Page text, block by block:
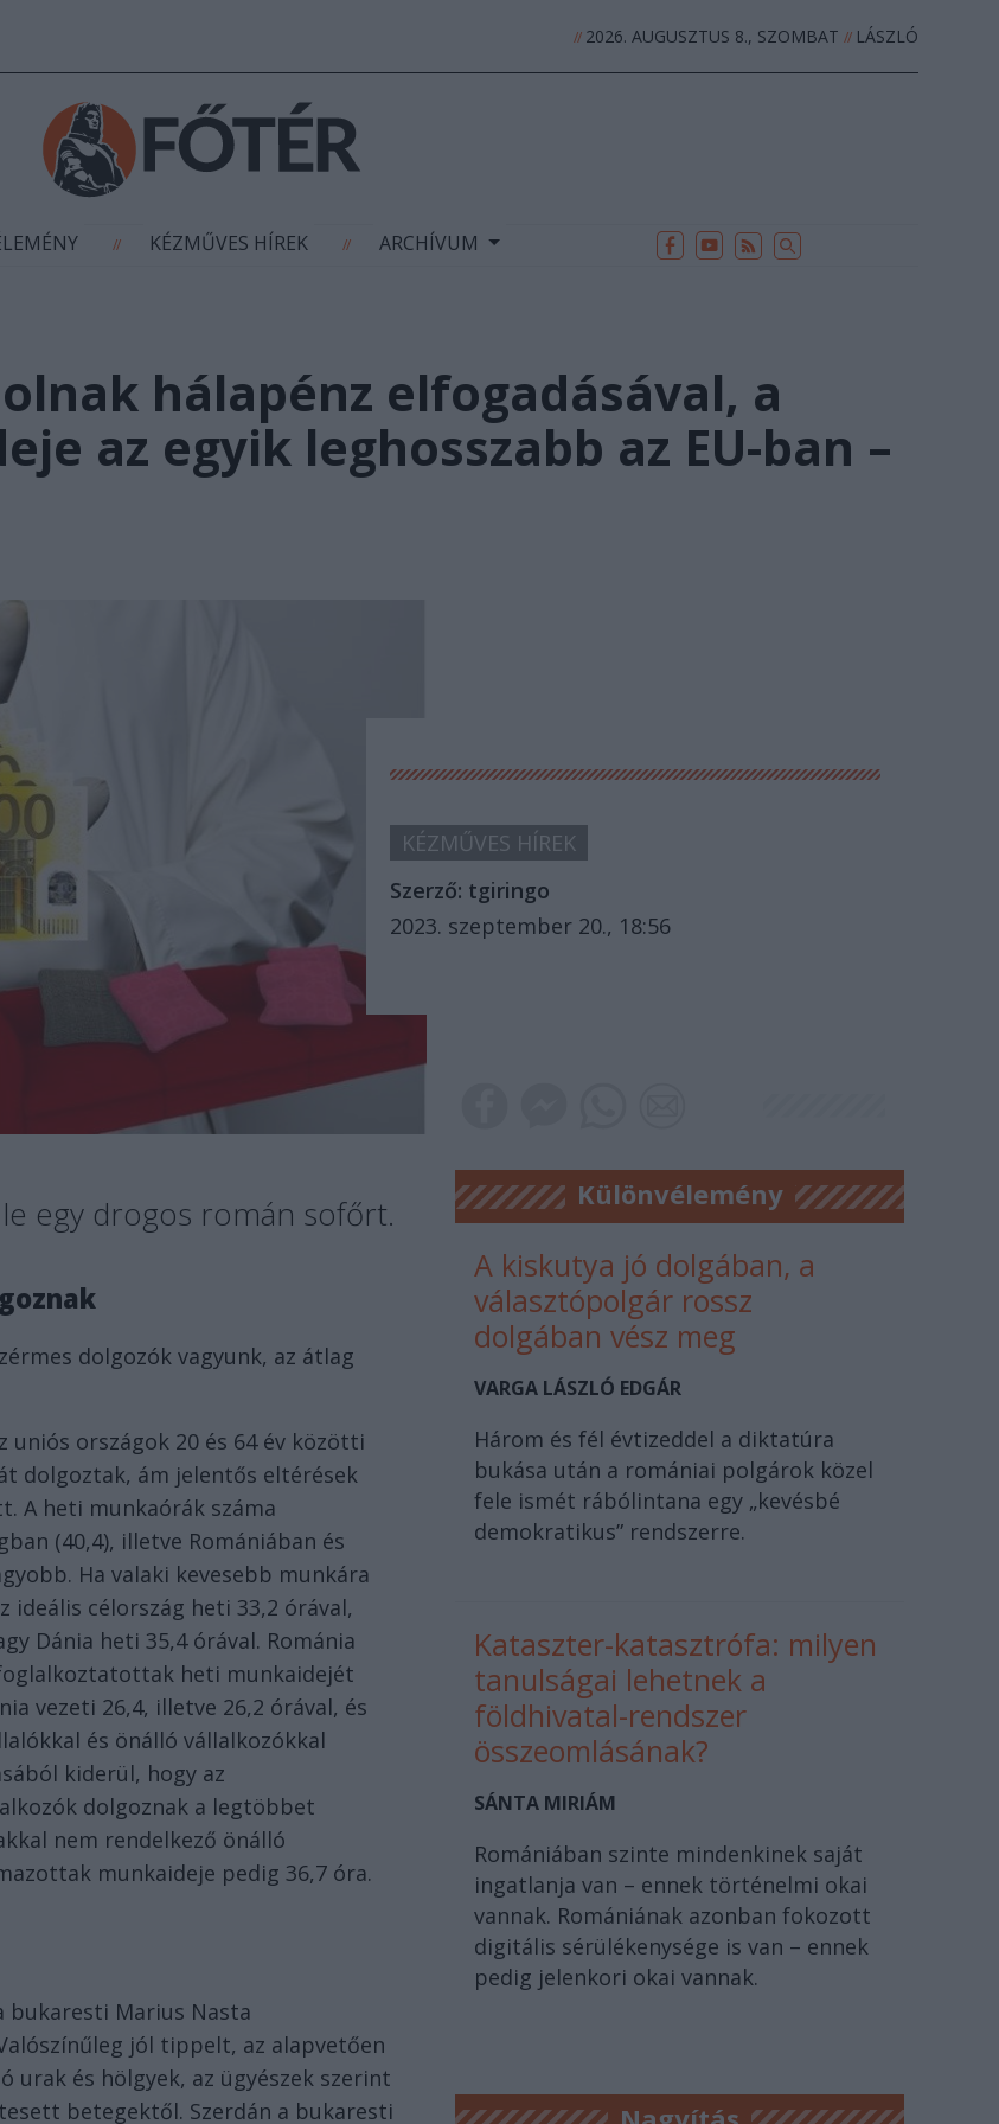
//2026. AUGUSZTUS 8., SZOMBAT //LÁSZLÓ
ARCHÍVUM
// KÉZMŰVES HÍREK // ARCHÍVUM
hálapénz elfogadásával, a
az egyik leghosszabb az EU-ban –
KÉZMŰVES HÍREK
Szerző: tgiringo
2023. szeptember 20., 18:56
egy drogos román sofőrt.
dolgozók vagyunk, az átlag
uniós országok 20 és 64 év közötti
dolgoztak, ám jelentős eltérések
A heti munkaórák száma
(40,4), illetve Romániában és
Ha valaki kevesebb munkára
ideális célország heti 33,2 órával,
Dánia heti 35,4 órával. Románia
heti munkaidejét
vezeti 26,4, illetve 26,2 órával, és
és önálló vállalkozókkal
kiderül, hogy az
dolgoznak a legtöbbet
nem rendelkező önálló
munkaideje pedig 36,7 óra.
bukaresti Marius Nasta
jól tippelt, az alapvetően
urak és hölgyek, az ügyészek szerint
betegektől. Szerdán a bukaresti
Különvélemény
A kiskutya jó dolgában, a
választópolgár rossz
dolgában vész meg
VARGA LÁSZLÓ EDGÁR
Három és fél évtizeddel a diktatúra
bukása után a romániai polgárok közel
fele ismét rábólintana egy „kevésbé
demokratikus” rendszerre.
Kataszter-katasztrófa: milyen
tanulságai lehetnek a
földhivatal-rendszer
összeomlásának?
SÁNTA MIRIÁM
Romániában szinte mindenkinek saját
ingatlanja van – ennek történelmi okai
vannak. Romániának azonban fokozott
digitális sérülékenysége is van – ennek
pedig jelenkori okai vannak.